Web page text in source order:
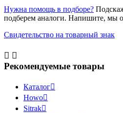
Нужна помощь в подборе?
подберем аналоги. Напишите, мы
Свидетельство на товарный знак
 
Рекомендуемые товары
Каталог
Howo
Sitrak